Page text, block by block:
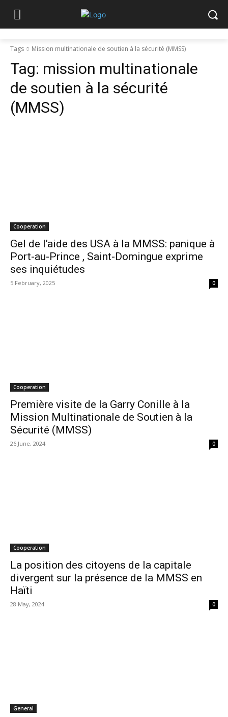
Tags Mission multinationale de soutien à la sécurité (MMSS)
Tag: mission multinationale
de soutien à la sécurité
(MMSS)
Cooperation
Gel de l’aide des USA à la MMSS: panique à
Port-au-Prince , Saint-Domingue exprime
ses inquiétudes
5 February, 2025 0
Cooperation
Première visite de la Garry Conille à la
Mission Multinationale de Soutien à la
Sécurité (MMSS)
26 June, 2024 0
Cooperation
La position des citoyens de la capitale
divergent sur la présence de la MMSS en
Haïti
28 May, 2024 0
General